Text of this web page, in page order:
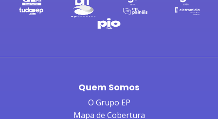
Quem Somos
O Grupo EP
Mapa de Cobertura